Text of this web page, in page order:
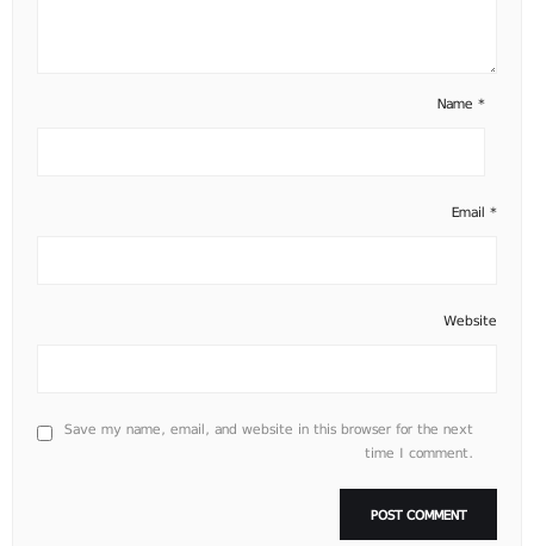
Name *
Email *
Website
Save my name, email, and website in this browser for the next
time I comment.